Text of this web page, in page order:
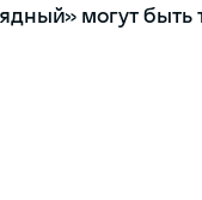
могут быть